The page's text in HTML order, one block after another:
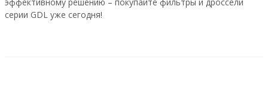
серии GDL уже сегодня!